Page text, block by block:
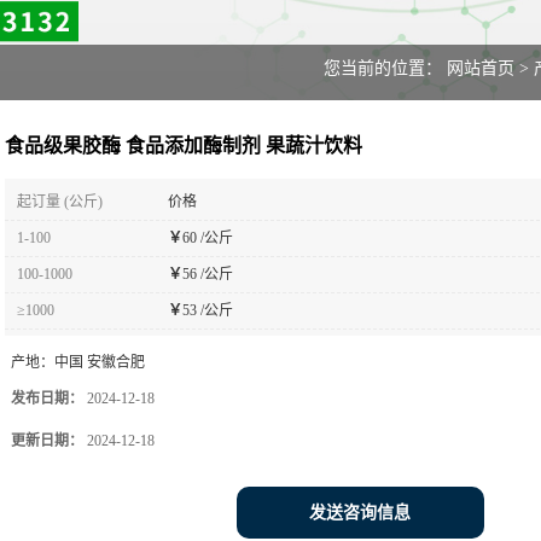
您当前的位置： 网站首页 >
食品级果胶酶 食品添加酶制剂 果蔬汁饮料
起订量 (公斤) 价格
1-100 ￥60 /公斤
100-1000 ￥56 /公斤
≥1000 ￥53 /公斤
产地： 中国 安徽合肥
发布日期： 2024-12-18
更新日期： 2024-12-18
发送咨询信息